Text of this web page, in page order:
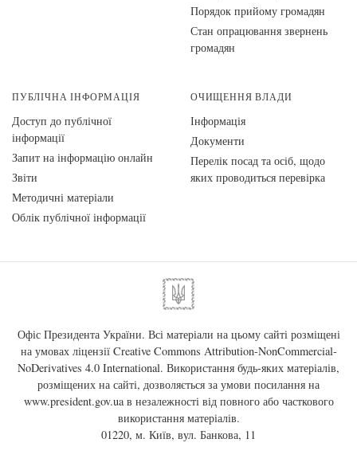
Порядок прийому громадян
Стан опрацювання звернень
громадян
ПУБЛІЧНА ІНФОРМАЦІЯ
Доступ до публічної
інформації
Запит на інформацію онлайн
Звіти
Методичні матеріали
Облік публічної інформації
ОЧИЩЕННЯ ВЛАДИ
Інформація
Документи
Перелік посад та осіб, щодо
яких проводиться перевірка
Офіс Президента України. Всі матеріали на цьому сайті розміщені
на умовах ліцензії Creative Commons Attribution-NonCommercial-
NoDerivatives 4.0 International. Використання будь-яких матеріалів,
розміщених на сайті, дозволяється за умови посилання на
www.president.gov.uaв незалежності від повного або часткового
використання матеріалів.
01220, м. Київ, вул. Банкова, 11